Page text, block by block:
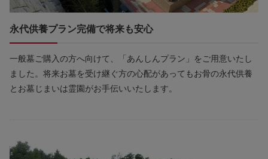
永代供養プラン完備で将来も安心
一般墓ご購入の方へ向けて、「あんしんプラン」をご用意いたし
ました。将来お墓を受け継ぐ方の心配があってもお骨の永代供養
とお墓じまいは霊園がお手伝いいたします。